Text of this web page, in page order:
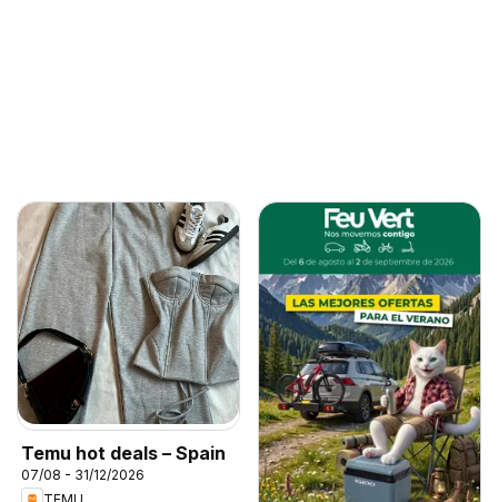
Temu hot deals – Spain
07/08 - 31/12/2026
TEMU